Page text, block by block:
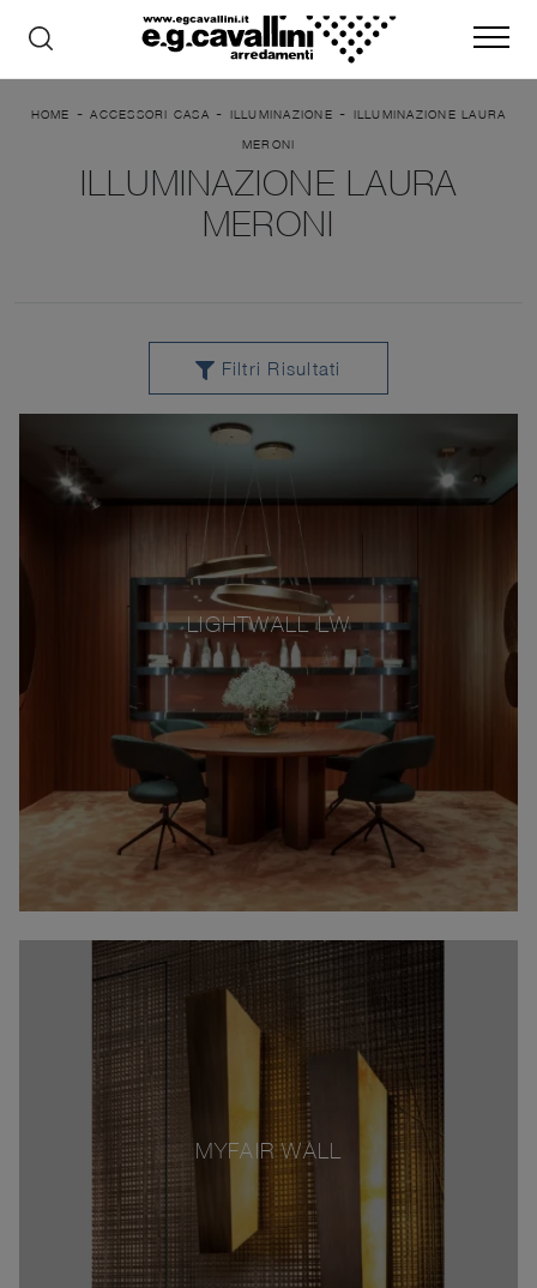
HOME -ACCESSORI CASA - ILLUMINAZIONE - ILLUMINAZIONE LAURA
MERONI
ILLUMINAZIONE LAURA
MERONI
Filtri Risultati
LIGHTWALL LW
MYFAIR WALL